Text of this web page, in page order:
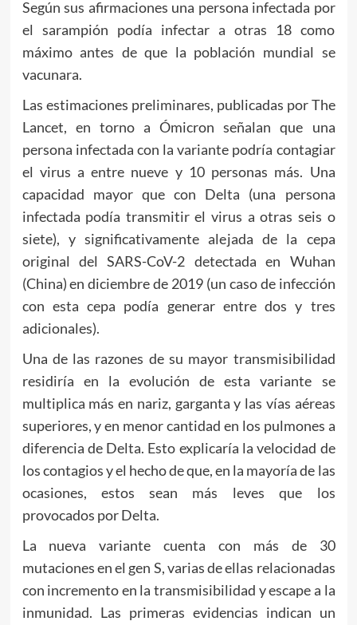
Según sus afirmaciones una persona infectada por
el sarampión podía infectar a otras 18 como
máximo antes de que la población mundial se
vacunara.
Las estimaciones preliminares, publicadas por The
Lancet, en torno a Ómicron señalan que una
persona infectada con la variante podría contagiar
el virus a entre nueve y 10 personas más. Una
capacidad mayor que con Delta (una persona
infectada podía transmitir el virus a otras seis o
siete), y significativamente alejada de la cepa
original del SARS-CoV-2 detectada en Wuhan
(China) en diciembre de 2019 (un caso de infección
con esta cepa podía generar entre dos y tres
adicionales).
Una de las razones de su mayor transmisibilidad
residiría en la evolución de esta variante se
multiplica más en nariz, garganta y las vías aéreas
superiores, y en menor cantidad en los pulmones a
diferencia de Delta. Esto explicaría la velocidad de
los contagios y el hecho de que, en la mayoría de las
ocasiones, estos sean más leves que los
provocados por Delta.
La nueva variante cuenta con más de 30
mutaciones en el gen S, varias de ellas relacionadas
con incremento en la transmisibilidad y escape a la
inmunidad. Las primeras evidencias indican un